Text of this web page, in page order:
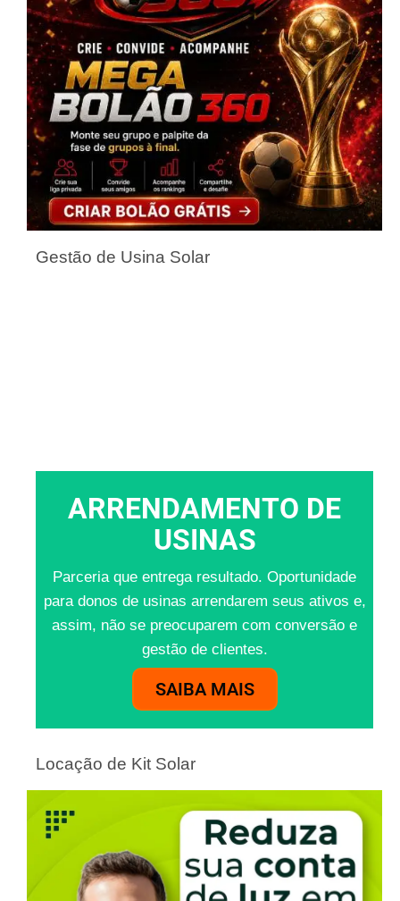
Gestão de Usina Solar
ARRENDAMENTO DE
USINAS
Parceria que entrega resultado. Oportunidade
para donos de usinas arrendarem seus ativos e,
assim, não se preocuparem com conversão e
gestão de clientes.
SAIBA MAIS
Locação de Kit Solar